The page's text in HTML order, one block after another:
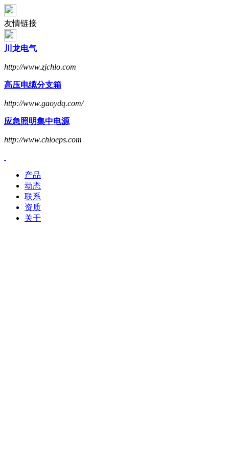
友情链接
川龙电气
http://www.zjchlo.com
高压电缆分支箱
http://www.gaoydq.com/
应急照明集中电源
http://www.chloeps.com
产品
动态
联系
资质
关于